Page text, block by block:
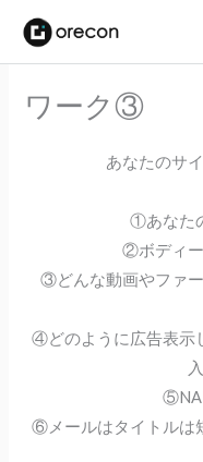
ワーク③
あなたのサ
①あなた
②ボディ
③どんな動画やファ
④どのように広告表示
⑥メールはタイトルは